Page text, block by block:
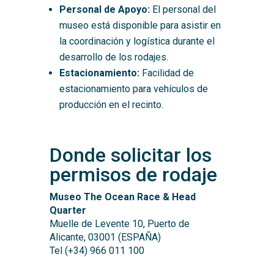
Personal de Apoyo:El personal del
museo está disponible para asistir en
la coordinación y logística durante el
desarrollo de los rodajes.
Estacionamiento:Facilidad de
estacionamiento para vehículos de
producción en el recinto.
Donde solicitar los
permisos de rodaje
Museo The Ocean Race & Head
Quarter
Muelle de Levente 10, Puerto de
Alicante, 03001 (ESPAÑA)
Tel (+34) 966 011 100